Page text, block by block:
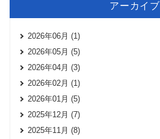
アーカイブ
2026年06月 (1)
2026年05月 (5)
2026年04月 (3)
2026年02月 (1)
2026年01月 (5)
2025年12月 (7)
2025年11月 (8)